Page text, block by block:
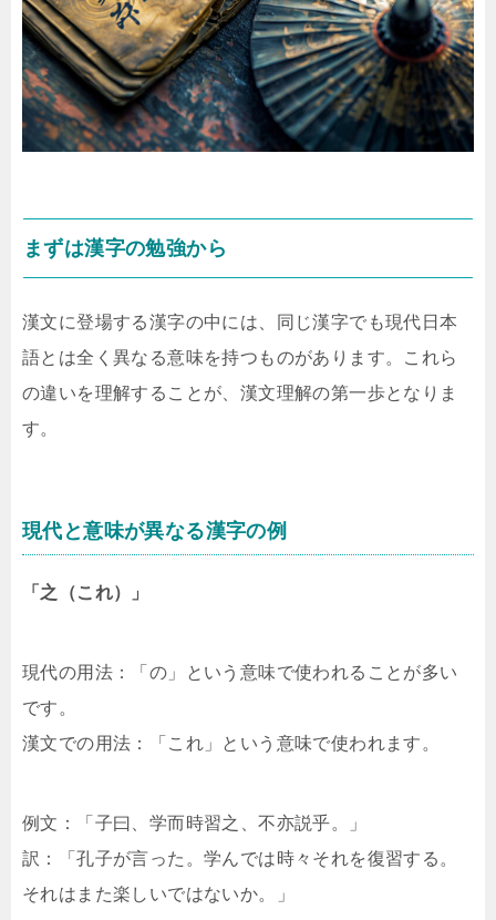
まずは漢字の勉強から
漢文に登場する漢字の中には、同じ漢字でも現代日本
語とは全く異なる意味を持つものがあります。これら
の違いを理解することが、漢文理解の第一歩となりま
す。
現代と意味が異なる漢字の例
「之（これ）」
現代の用法：「の」という意味で使われることが多い
です。
漢文での用法：「これ」という意味で使われます。
例文：「子曰、学而時習之、不亦説乎。」
訳：「孔子が言った。学んでは時々それを復習する。
それはまた楽しいではないか。」